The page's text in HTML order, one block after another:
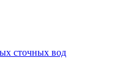
сточных вод